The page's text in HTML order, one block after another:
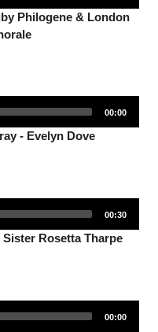
Philogene & London
Total
00:00
- Evelyn Dove
Total
00:30
Rosetta Tharpe
Total
00:00